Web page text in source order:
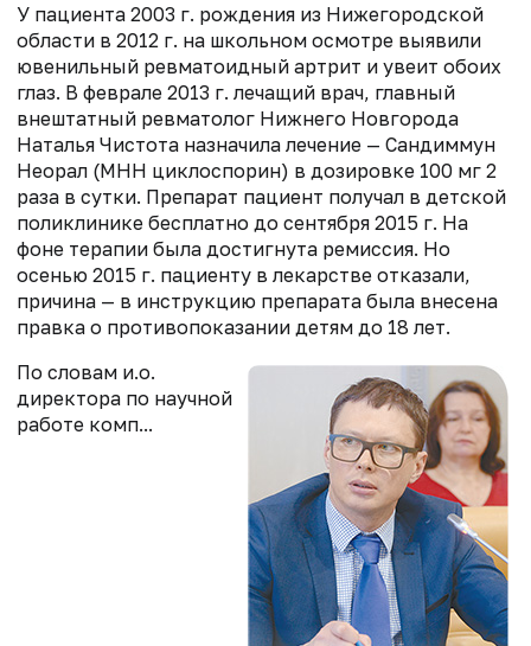
У пациента 2003 г. рождения из Нижегородской
области в 2012 г. на школьном осмотре выявили
ювенильный ревматоидный артрит и увеит обоих
глаз. В феврале 2013 г. лечащий врач, главный
внештатный ревматолог Нижнего Новгорода
Наталья Чистота назначила лечение — Сандиммун
Неорал (МНН циклоспорин) в дозировке 100 мг 2
раза в сутки. Препарат пациент получал в детской
поликлинике бесплатно до сентября 2015 г. На
фоне терапии была достигнута ремиссия. Но
осенью 2015 г. пациенту в лекарстве отказали,
причина — в инструкцию препарата была внесена
правка о противопоказании детям до 18 лет.
По словам и.о.
директора по научной
работе комп...